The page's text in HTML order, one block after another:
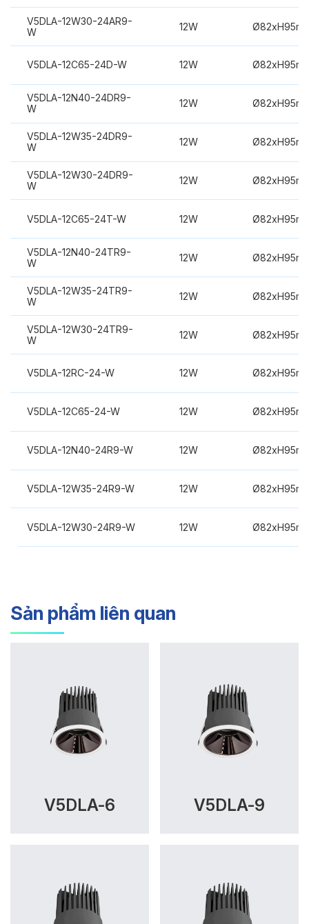
V5DLA-12W30-24AR9-
W
12W
V5DLA-12C65-24D-W 12W
V5DLA-12N40-24DR9-
W
12W
V5DLA-12W35-24DR9-
W
12W
V5DLA-12W30-24DR9-
W
12W
V5DLA-12C65-24T-W 12W
V5DLA-12N40-24TR9-
W
12W
V5DLA-12W35-24TR9-
W
12W
V5DLA-12W30-24TR9-
W
12W
V5DLA-12RC-24-W 12W
V5DLA-12C65-24-W 12W
V5DLA-12N40-24R9-W 12W
V5DLA-12W35-24R9-W 12W
V5DLA-12W30-24R9-W 12W
Sản phẩm liên quan
V5DLA-6 V5DLA-9